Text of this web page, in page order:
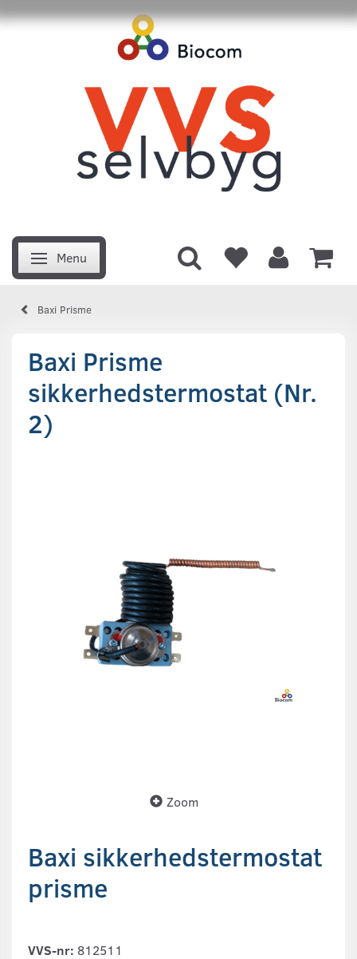
Skifte navigation
Menu
Baxi Prisme
Baxi Prisme
sikkerhedstermostat (Nr.
2)
Zoom
Baxi sikkerhedstermostat
prisme
VVS-nr: 812511